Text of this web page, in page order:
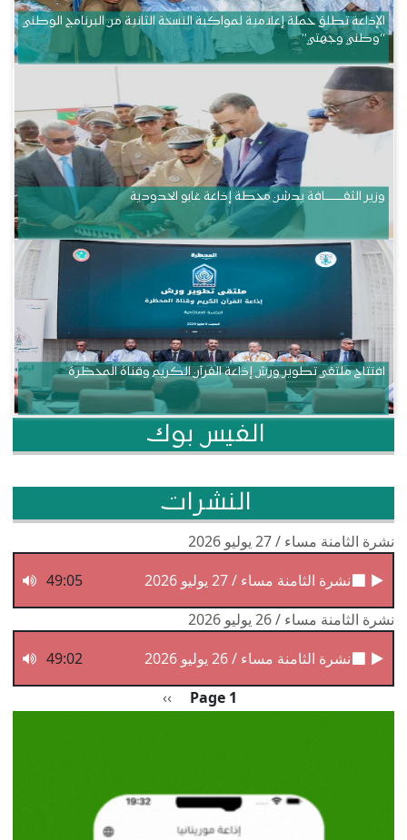
الإذاعة تطلق حملة إعلامية لمواكبة النسخة الثانية من البرنامج الوطني
“وطني وجهتي”
وزير الثقــــــــــافة يدشن محطة إذاعة غابو الحدودية
افتتاح ملتقى تطوير ورش إذاعة القرآن الكريم وقناة المحظرة
الفيس بوك
النشرات
نشرة الثامنة مساء / 27 يوليو 2026
نشرة الثامنة مساء / 27 يوليو 2026
49:05
نشرة الثامنة مساء / 26 يوليو 2026
نشرة الثامنة مساء / 26 يوليو 2026
49:02
Page 1 الصفحة التالية
››